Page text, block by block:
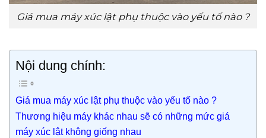
Giá mua máy xúc lật phụ thuộc vào yếu tố nào ?
Nội dung chính:
Giá mua máy xúc lật phụ thuộc vào yếu tố nào ?
Thương hiệu máy khác nhau sẽ có những mức giá
máy xúc lật không giống nhau